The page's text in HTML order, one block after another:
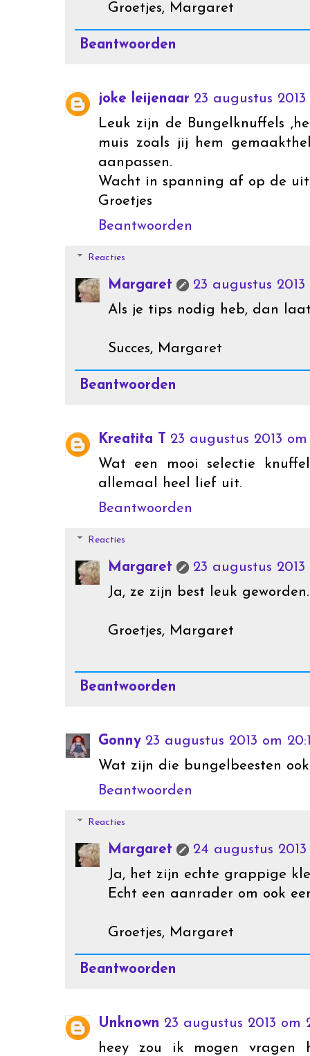
Groetjes, Margaret
Beantwoorden
joke leijenaar 23 augustus 2013
Leuk zijn de Bungelknuffels
muis zoals jij hem
aanpassen.
Wacht in spanning af op de
Groetjes
Beantwoorden
Reacties
Margaret
23 augustus 2013
Als je tips nodig heb, dan
Succes, Margaret
Beantwoorden
Kreatita T 23 augustus 2013 om
Wat een mooi selectie
allemaal heel lief uit.
Beantwoorden
Reacties
Margaret
23 augustus 2013
Ja, ze zijn best leuk geworden.
Groetjes, Margaret
Beantwoorden
Gonny 23 augustus 2013 om
Wat zijn die bungelbeesten
Beantwoorden
Reacties
Margaret
24 augustus 2013
Ja, het zijn echte grappige
Echt een aanrader om ook
Groetjes, Margaret
Beantwoorden
Unknown 23 augustus 2013 om
heey zou ik mogen vragen